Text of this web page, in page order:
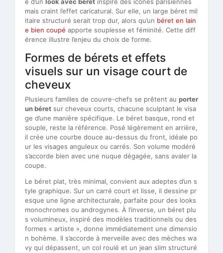
e d’un look avec béret inspiré des icônes parisiennes
mais craint l’effet caricatural. Sur elle, un large béret mil
itaire structuré serait trop dur, alors qu’un béret en lain
e bien coupé apporte souplesse et féminité. Cette diff
érence illustre l’enjeu du choix de forme.
Formes de bérets et effets
visuels sur un visage court de
cheveux
Plusieurs familles de couvre-chefs se prêtent au porter
un béret sur cheveux courts, chacune sculptant le visa
ge d’une manière spécifique. Le béret basque, rond et
souple, reste la référence. Posé légèrement en arrière,
il crée une courbe douce au-dessus du front, idéale po
ur les visages anguleux ou carrés. Son volume modéré
s’accorde bien avec une nuque dégagée, sans avaler la
coupe.
Le béret plat, très minimal, convient aux adeptes d’un s
tyle graphique. Sur un carré court et lisse, il dessine pr
esque une ligne architecturale, parfaite pour des looks
monochromes ou androgynes. À l’inverse, un béret plu
s volumineux, inspiré des modèles traditionnels ou des
formes « artiste », donne immédiatement une dimensio
n bohème. Il s’accorde à merveille avec des mèches wa
vy qui dépassent, un col roulé et un jean slim structuré